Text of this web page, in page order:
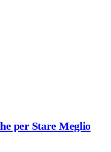
per Stare Meglio